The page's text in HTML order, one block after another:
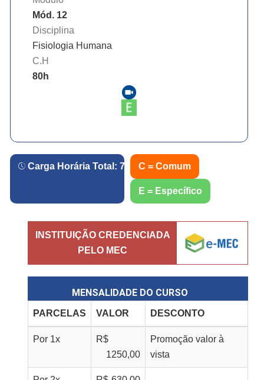
Mód. 12
Disciplina
Fisiologia Humana
C.H
80h
Carga Horária Total: 720 h.
C = Comum
E = Específico
INSTITUIÇÃO CREDENCIADA
PELO MEC
MENSALIDADE DO CURSO
PARCELAS VALOR DESCONTO
Por 1x
R$
1250,00
Promoção valor à
vista